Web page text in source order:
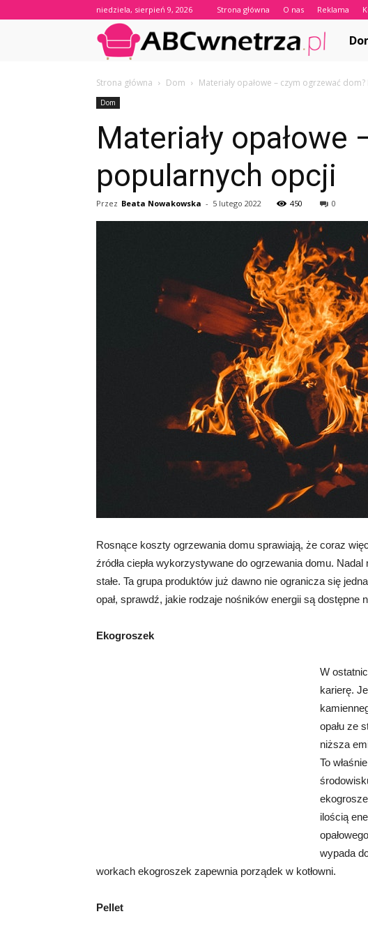
niedziela, sierpień 9, 2026 Strona główna O nas Reklama
Strona główna Dom Materiały opałowe – czym ogrzewać
Dom
Materiały
popularnych opcji
Przez Beata Nowakowska - 5 lutego 2022 450 0
Rosnące koszty ogrzewania domu sprawiają, że coraz
źródła ciepła wykorzystywane do ogrzewania domu.
stałe. Ta grupa produktów już dawno nie ogranicza się
opał, sprawdź, jakie rodzaje nośników energii są dostępne
Ekogroszek
W
karierę.
opału ze
niższa
To
ilością
wypada
workach ekogroszek zapewnia porządek w kotłowni.
Pellet